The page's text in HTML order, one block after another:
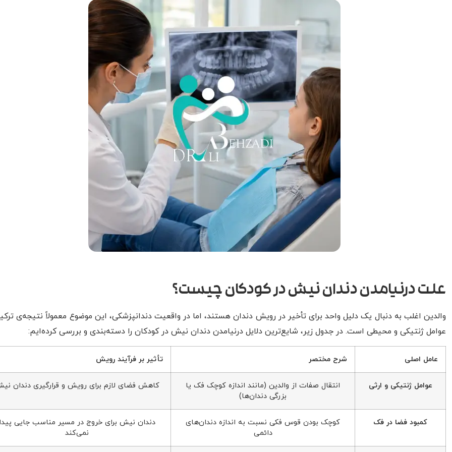
علت درنیامدن دندان نیش در کودکان چیست؟
والدین اغلب به دنبال یک دلیل واحد برای تأخیر در رویش دندان هستند، اما در واقعیت دندانپزشکی، این موضوع معمولاً نتیجه‌ی
عوامل ژنتیکی و محیطی است. در جدول زیر، شایع‌ترین دلایل درنیامدن دندان نیش در کودکان را دسته‌بندی و بررسی کرده‌ایم:
عامل اصلی شرح مختصر تأثیر بر فرآیند رویش
عوامل ژنتیکی و ارثی
انتقال صفات از والدین (مانند اندازه کوچک فک یا
بزرگی دندان‌ها)
کاهش فضای لازم برای رویش و قرارگیری دندان
کمبود فضا در فک
کوچک بودن قوس فکی نسبت به اندازه دندان‌های
دائمی
دندان نیش برای خروج در مسیر مناسب جایی پیدا
نمی‌کند